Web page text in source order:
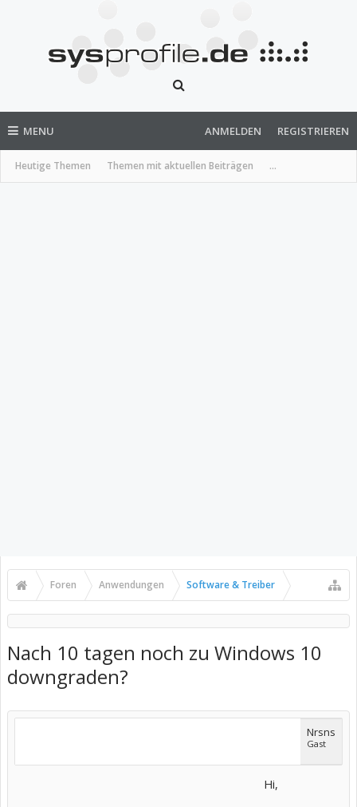
MENU
Heutige Themen Themen mit aktuellen Beiträgen ...
ANMELDEN REGISTRIEREN
Foren Anwendungen Software & Treiber
Nach 10 tagen noch zu Windows 10
downgraden?
Nrsns
Gast
Hi,